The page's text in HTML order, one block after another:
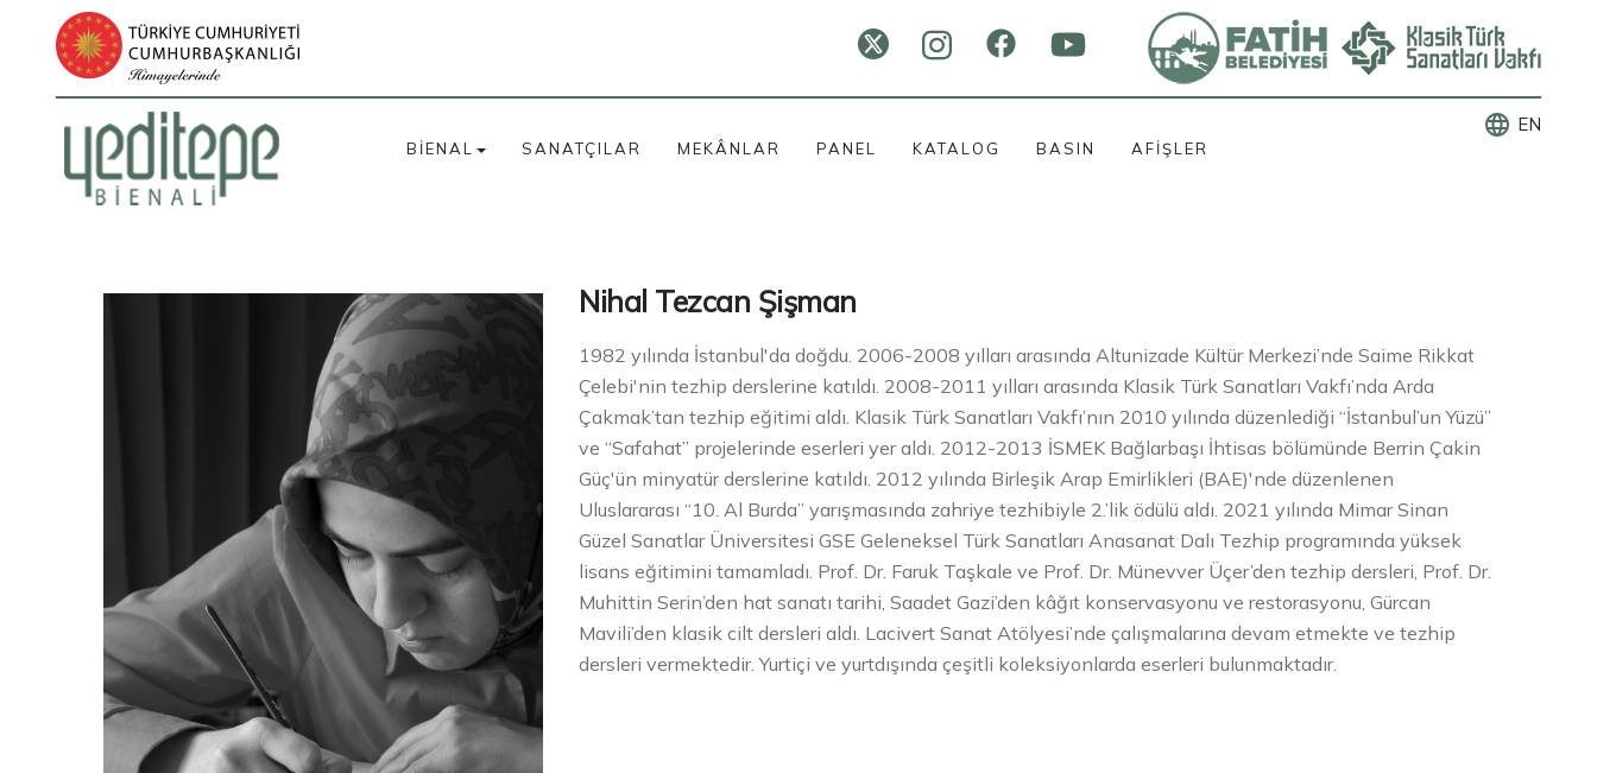
BİENAL SANATÇILAR MEKÂNLAR PANEL KATALOG BASIN AFİŞLER
language EN
Nihal Tezcan Şişman
1982 yılında İstanbul'da doğdu. 2006-2008 yılları arasında Altunizade Kültür Merkezi’nde Saime Rikkat
Çelebi'nin tezhip derslerine katıldı. 2008-2011 yılları arasında Klasik Türk Sanatları Vakfı’nda Arda
Çakmak’tan tezhip eğitimi aldı. Klasik Türk Sanatları Vakfı’nın 2010 yılında düzenlediği “İstanbul’un Yüzü”
ve “Safahat” projelerinde eserleri yer aldı. 2012-2013 İSMEK Bağlarbaşı İhtisas bölümünde Berrin Çakin
Güç'ün minyatür derslerine katıldı. 2012 yılında Birleşik Arap Emirlikleri (BAE)'nde düzenlenen
Uluslararası “10. Al Burda” yarışmasında zahriye tezhibiyle 2.’lik ödülü aldı. 2021 yılında Mimar Sinan
Güzel Sanatlar Üniversitesi GSE Geleneksel Türk Sanatları Anasanat Dalı Tezhip programında yüksek
lisans eğitimini tamamladı. Prof. Dr. Faruk Taşkale ve Prof. Dr. Münevver Üçer’den tezhip dersleri, Prof. Dr.
Muhittin Serin’den hat sanatı tarihi, Saadet Gazi’den kâğıt konservasyonu ve restorasyonu, Gürcan
Mavili’den klasik cilt dersleri aldı. Lacivert Sanat Atölyesi’nde çalışmalarına devam etmekte ve tezhip
dersleri vermektedir. Yurtiçi ve yurtdışında çeşitli koleksiyonlarda eserleri bulunmaktadır.